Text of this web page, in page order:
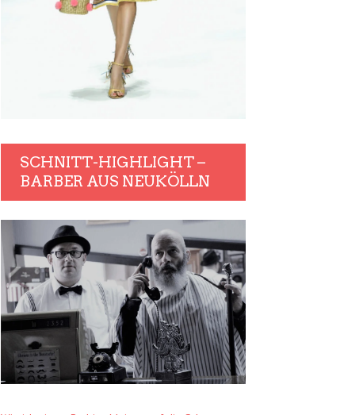
SCHNITT-HIGHLIGHT –
BARBER AUS NEUKÖLLN